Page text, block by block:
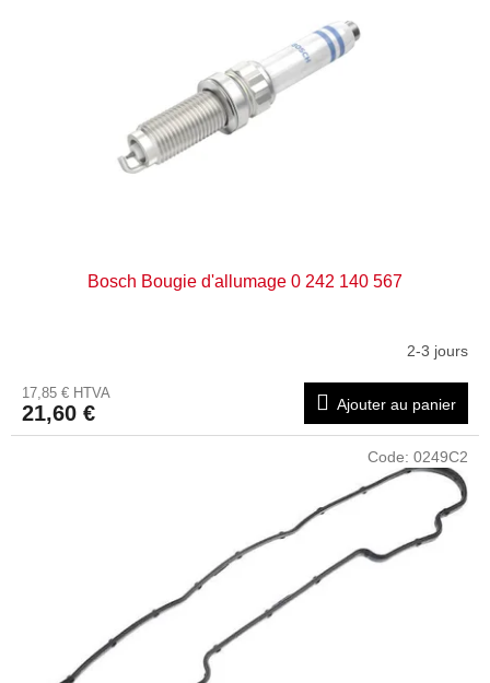
Bosch Bougie d'allumage 0 242 140 567
2-3 jours
17,85 € HTVA
21,60 € Ajouter au panier
Code: 0249C2